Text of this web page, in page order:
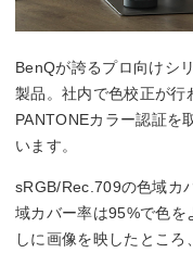
BenQが誇るプロ向けシ
製品。社内で色校正が行
PANTONEカラー認証を
います。
sRGB/Rec.709の色域カ
域カバー率は95%で色を
しに画像を映したとこ